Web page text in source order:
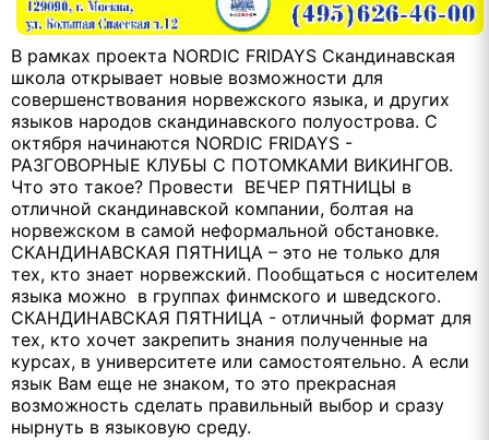
В рамках проекта NORDIC FRIDAYS Скандинавская
школа открывает новые возможности для
совершенствования норвежского языка, и других
языков народов скандинавского полуострова. С
октября начинаются NORDIC FRIDAYS -
РАЗГОВОРНЫЕ КЛУБЫ С ПОТОМКАМИ ВИКИНГОВ.
Что это такое? Провести ВЕЧЕР ПЯТНИЦЫ в
отличной скандинавской компании, болтая на
норвежском в самой неформальной обстановке.
СКАНДИНАВСКАЯ ПЯТНИЦА – это не только для
тех, кто знает норвежский. Пообщаться с носителем
языка можно в группах финмского и шведского.
СКАНДИНАВСКАЯ ПЯТНИЦА - отличный формат для
тех, кто хочет закрепить знания полученные на
курсах, в университете или самостоятельно. А если
язык Вам еще не знаком, то это прекрасная
возможность сделать правильный выбор и сразу
нырнуть в языковую среду.